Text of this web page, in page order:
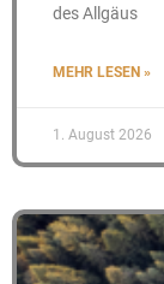
des Allgäus
MEHR LESEN »
1. August 2026